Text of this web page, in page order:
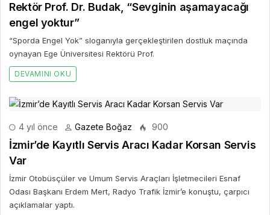
Rektör Prof. Dr. Budak, “Sevginin aşamayacağı
engel yoktur”
“Sporda Engel Yok” sloganıyla gerçekleştirilen dostluk maçında
oynayan Ege Üniversitesi Rektörü Prof.
DEVAMINI OKU
4 yıl önce Gazete Boğaz 900
İzmir’de Kayıtlı Servis Aracı Kadar Korsan Servis
Var
İzmir Otobüsçüler ve Umum Servis Araçları İşletmecileri Esnaf
Odası Başkanı Erdem Mert, Radyo Trafik İzmir’e konuştu, çarpıcı
açıklamalar yaptı.